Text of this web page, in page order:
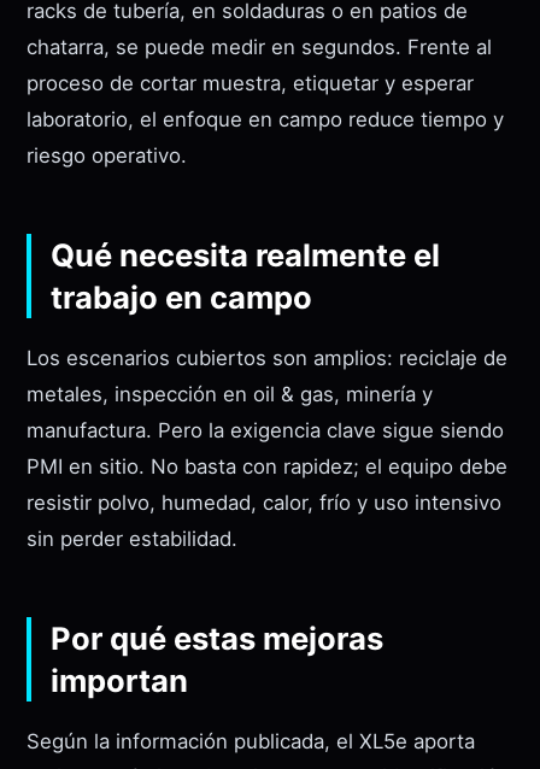
racks de tubería, en soldaduras o en patios de
chatarra, se puede medir en segundos. Frente al
proceso de cortar muestra, etiquetar y esperar
laboratorio, el enfoque en campo reduce tiempo y
riesgo operativo.
Qué necesita realmente el
trabajo en campo
Los escenarios cubiertos son amplios: reciclaje de
metales, inspección en oil & gas, minería y
manufactura. Pero la exigencia clave sigue siendo
PMI en sitio. No basta con rapidez; el equipo debe
resistir polvo, humedad, calor, frío y uso intensivo
sin perder estabilidad.
Por qué estas mejoras
importan
Según la información publicada, el XL5e aporta